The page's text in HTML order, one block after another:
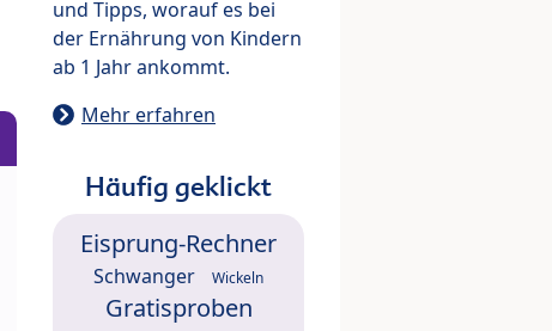
und Tipps, worauf es bei
der Ernährung von Kindern
ab 1 Jahr ankommt.
Mehr erfahren
Häufig geklickt
Eisprung-Rechner
Schwanger Wickeln
Gratisproben